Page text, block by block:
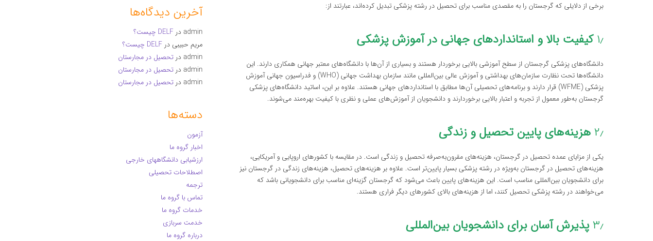
برخی از دلایلی که گرجستان را به مقصدی مناسب برای تحصیل در رشته پزشکی تبدیل کرده‌اند، عبارتند از:
۱٫ کیفیت بالا و استانداردهای جهانی در آموزش پزشکی
دانشگاه‌های پزشکی گرجستان از سطح آموزشی بالایی برخوردار هستند و بسیاری از آن‌ها با دانشگاه‌های معتبر جهانی همکاری دارند. این
دانشگاه‌ها تحت نظارت سازمان‌های بهداشتی و آموزش عالی بین‌المللی مانند سازمان بهداشت جهانی (WHO) و فدراسیون جهانی آموزش
پزشکی (WFME) قرار دارند و برنامه‌های تحصیلی آن‌ها مطابق با استانداردهای جهانی هستند. علاوه بر این، اساتید دانشگاه‌های پزشکی
گرجستان به‌طور معمول از تجربه و اعتبار بالایی برخوردارند و دانشجویان از آموزش‌های عملی و نظری با کیفیت بهره‌مند می‌شوند.
۲٫ هزینه‌های پایین تحصیل و زندگی
یکی از مزایای عمده تحصیل در گرجستان، هزینه‌های مقرون‌به‌صرفه تحصیل و زندگی است. در مقایسه با کشورهای اروپایی و آمریکایی،
هزینه‌های تحصیل در گرجستان به‌ویژه در رشته پزشکی بسیار پایین‌تر است. علاوه بر هزینه‌های تحصیل، هزینه‌های زندگی در گرجستان نیز
برای دانشجویان بین‌المللی مناسب است. این هزینه‌های پایین باعث می‌شود که گرجستان گزینه‌ای مناسب برای دانشجویانی باشد که
می‌خواهند در رشته پزشکی تحصیل کنند، اما از هزینه‌های بالای کشورهای دیگر فراری هستند.
۳٫پذیرش آسان برای دانشجویان بین‌المللی
آخرین دیدگاه‌ها
admin در DELF چیست؟
مریم حبیبی در DELF چیست؟
admin در تحصیل در مجارستان
admin در تحصیل در مجارستان
admin در تحصیل در مجارستان
دسته‌ها
آزمون
اخبار گروه ما
ارزشیابی دانشگاههای خارجی
اصطلاحات تحصیلی
ترجمه
تماس با گروه ما
خدمات گروه ما
خدمت سربازی
درباره گروه ما